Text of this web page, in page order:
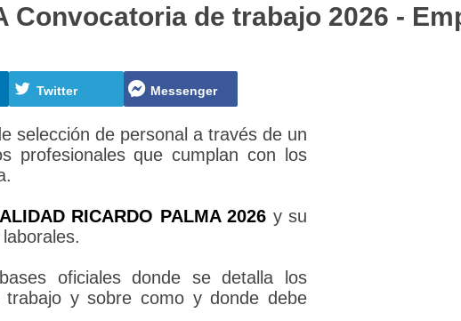
Convocatoria de trabajo 2026 -
Twitter Messenger
selección de personal a través de un
profesionales que cumplan con los
RICARDO PALMA 2026 y su
oficiales donde se detalla los
trabajo y sobre como y donde debe